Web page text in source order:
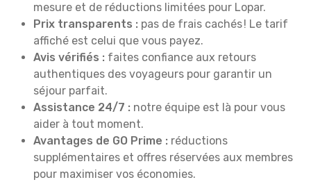
mesure et de réductions limitées pour Lopar.
Prix transparents : pas de frais cachés ! Le tarif
affiché est celui que vous payez.
Avis vérifiés : faites confiance aux retours
authentiques des voyageurs pour garantir un
séjour parfait.
Assistance 24/7 : notre équipe est là pour vous
aider à tout moment.
Avantages de GO Prime : réductions
supplémentaires et offres réservées aux membres
pour maximiser vos économies.